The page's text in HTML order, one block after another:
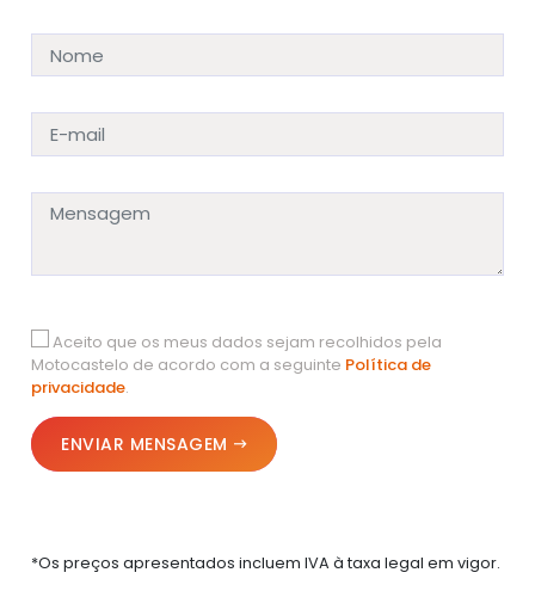
Aceito que os meus dados sejam recolhidos pela
Motocastelo de acordo com a seguinte Política de
privacidade.
ENVIAR MENSAGEM
*Os preços apresentados incluem IVA à taxa legal em vigor.